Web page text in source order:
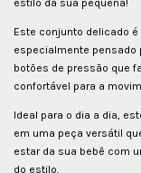
estilo da sua pequena!
Este conjunto delicado
especialmente pensado
botões de pressão que
confortável para a
Ideal para o dia a dia,
em uma peça versátil
estar da sua bebê com
do estilo.